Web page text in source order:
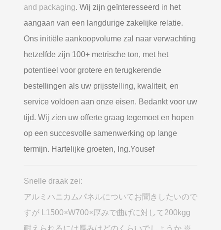
and packaging. Wij zijn geïnteresseerd in het
aangaan van een langdurige zakelijke relatie.
Ons initiële aankoopvolume zal naar verwachting
hetzelfde zijn 100+ metrische ton, met het
potentieel voor grotere en terugkerende
bestellingen als uw prijsstelling, kwaliteit, en
service voldoen aan onze eisen. Bedankt voor uw
tijd. Wij zien uw offerte graag tegemoet en hopen
op een succesvolle samenwerking op lange
termijn. Hartelijke groeten, Ing.Yousef
Snelle draak zei:
アルミハニカムパネルについてお聞きしたいので
すが L1500×W700×厚みで曲げに対して200kgg
耐えられるには厚みはどのくらいでしょうか ※